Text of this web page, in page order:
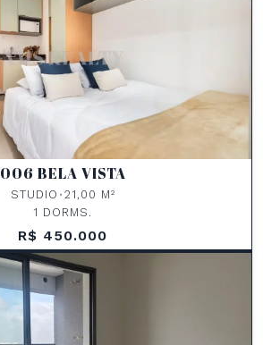
006 BELA VISTA
STUDIO • 21,00 M²
1 DORMS.
R$ 450.000